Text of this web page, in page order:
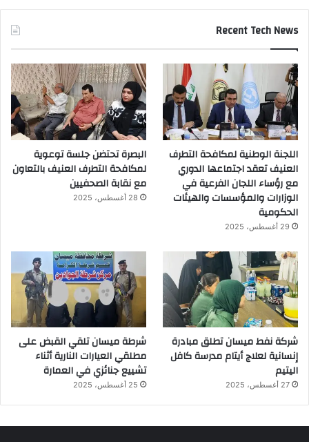
Recent Tech News
اللجنة الوطنية لمكافحة التطرف
العنيف تعقد اجتماعها الدوري
مع رؤساء اللجان الفرعية في
الوزارات والمؤسسات والهيئات
الحكومية
29 أغسطس، 2025
البصرة تحتضن جلسة توعوية
لمكافحة التطرف العنيف بالتعاون
مع نقابة الصحفيين
28 أغسطس، 2025
شركة نفط ميسان تطلق مبادرة
إنسانية لعلاج أيتام مدرسة كافل
اليتيم
27 أغسطس، 2025
شرطة ميسان تلقي القبض على
مطلقي العيارات النارية أثناء
تشييع جنائزي في العمارة
25 أغسطس، 2025